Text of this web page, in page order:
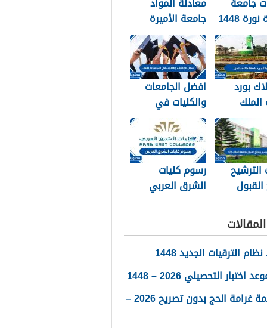
1448
جامعة الأميرة
نورة 1448
بورد
الجديد
1448 blackboard
افضل الجامعات
والكليات في
السعودية للبنات
1448
القبول
رسوم كليات
الشرق العربي
الترقيات الجديد 1448
التحصيلي 2026 – 1448
كم قيمة غرامة الحج بدون تصريح 2026 –